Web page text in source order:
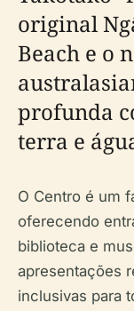
original
Beach e o
profunda
terra e
O Centro é um
oferecendo
biblioteca e
apresentações
inclusivas para